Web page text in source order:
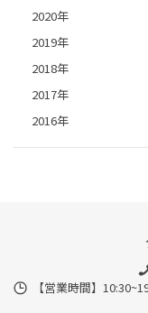
2020年
2019年
2018年
2017年
2016年
【営業時間】